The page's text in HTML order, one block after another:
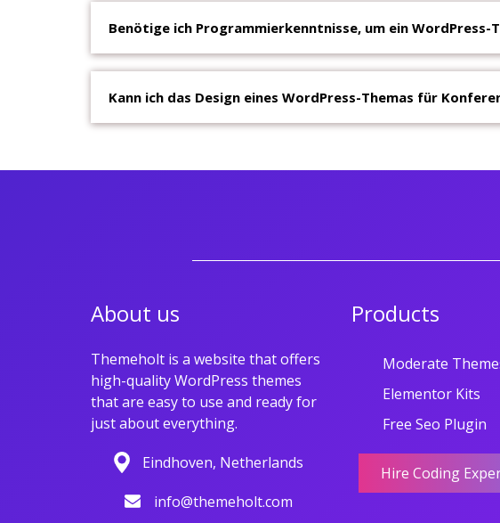
Benötige ich Programmierkenntnisse, um ein
Kann ich das Design eines WordPress-Themas für
About us
Themeholt is a website that offers
high-quality WordPress themes
that are easy to use and ready for
just about everything.
Eindhoven, Netherlands
info@themeholt.com
Products
Moderate
Elementor Kits
Free Seo Plugin
Hire Coding